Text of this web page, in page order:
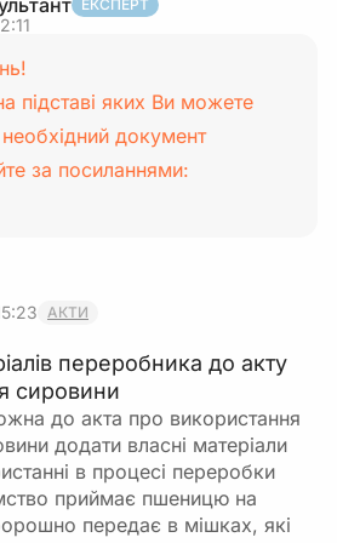
ЕКСПЕРТ
підставі яких Ви можете
документ
за посиланнями:
АКТИ
переробника до акту
сировини
до акта про використання
додати власні матеріали
в процесі переробки
приймає пшеницю на
передає в мішках, які